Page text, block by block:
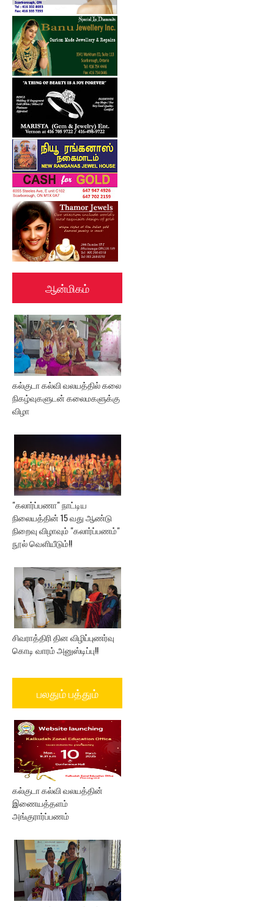
ஆன்மிகம்
கல்குடா கல்வி வலயத்தில் கலை
நிகழ்வுகளுடன் கலைமகளுக்கு
விழா
"கலார்ப்பணா" நாட்டிய
நிலையத்தின் 15 வது ஆண்டு
நிறைவு விழாவும் "கலார்ப்பணம்"
நூல் வெளியீடும்!!
சிவராத்திரி தின விழிப்புணர்வு
கொடி வாரம் அனுஸ்டிப்பு!!
பலதும் பத்தும்
கல்குடா கல்வி வலயத்தின்
இணையத்தளம்
அங்குரார்ப்பணம்